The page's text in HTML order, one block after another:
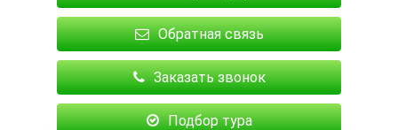
Обратная связь
Заказать звонок
Подбор тура